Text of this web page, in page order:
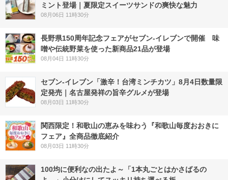
ミント登場｜夏限定スイーツサンドの爽快な魅力
08月06日 11時30分
長野県150周年記念フェアがセブン-イレブンで開催 味
噌や伝統野菜を使った新商品21品が登場
08月04日 11時30分
セブン-イレブン「激辛！台湾ミンチカツ」8月4日数量限
定発売｜名古屋発祥の旨辛グルメが登場
08月03日 11時30分
関西限定！和歌山の恵みを味わう『和歌山毎度おおきに
フェア』全商品徹底紹介
08月03日 11時30分
100均に便利なの出たよ～「1本丸ごとはかさばるの